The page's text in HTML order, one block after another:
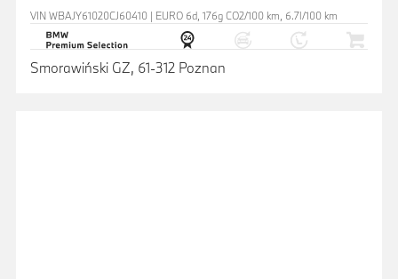
VIN WBAJY61020CJ60410 | EURO 6d, 176g CO2/100 km, 6.7l/100 km
Smorawiński GZ, 61-312 Poznan